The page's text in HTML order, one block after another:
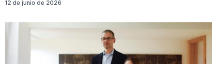
12 de junio de 2026